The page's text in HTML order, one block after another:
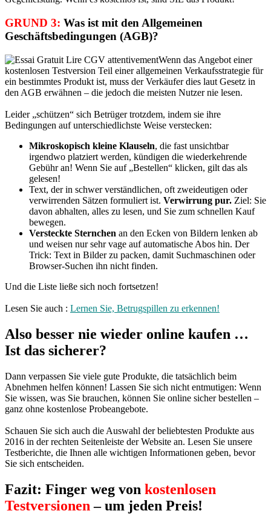
GRUND 3: Was ist mit den Allgemeinen
Geschäftsbedingungen (AGB)?
Wenn das Angebot einer
kostenlosen Testversion Teil einer allgemeinen Verkaufsstrategie für
ein bestimmtes Produkt ist, muss der Verkäufer dies laut Gesetz in
den AGB erwähnen – die jedoch die meisten Nutzer nie lesen.
Leider „schützen“ sich Betrüger trotzdem, indem sie ihre
Bedingungen auf unterschiedlichste Weise verstecken:
Mikroskopisch kleine Klauseln, die fast unsichtbar
irgendwo platziert werden, kündigen die wiederkehrende
Gebühr an! Wenn Sie auf „Bestellen“ klicken, gilt das als
gelesen!
Text, der in schwer verständlichen, oft zweideutigen oder
verwirrenden Sätzen formuliert ist. Verwirrung pur. Ziel: Sie
davon abhalten, alles zu lesen, und Sie zum schnellen Kauf
bewegen.
Versteckte Sternchen an den Ecken von Bildern lenken ab
und weisen nur sehr vage auf automatische Abos hin. Der
Trick: Text in Bilder zu packen, damit Suchmaschinen oder
Browser-Suchen ihn nicht finden.
Und die Liste ließe sich noch fortsetzen!
Lesen Sie auch : Lernen Sie, Betrugspillen zu erkennen!
Also besser nie wieder online kaufen …
Ist das sicherer?
Dann verpassen Sie viele gute Produkte, die tatsächlich beim
Abnehmen helfen können! Lassen Sie sich nicht entmutigen: Wenn
Sie wissen, was Sie brauchen, können Sie online sicher bestellen –
ganz ohne kostenlose Probeangebote.
Schauen Sie sich auch die Auswahl der beliebtesten Produkte aus
2016 in der rechten Seitenleiste der Website an. Lesen Sie unsere
Testberichte, die Ihnen alle wichtigen Informationen geben, bevor
Sie sich entscheiden.
Fazit: Finger weg von kostenlosen
Testversionen – um jeden Preis!